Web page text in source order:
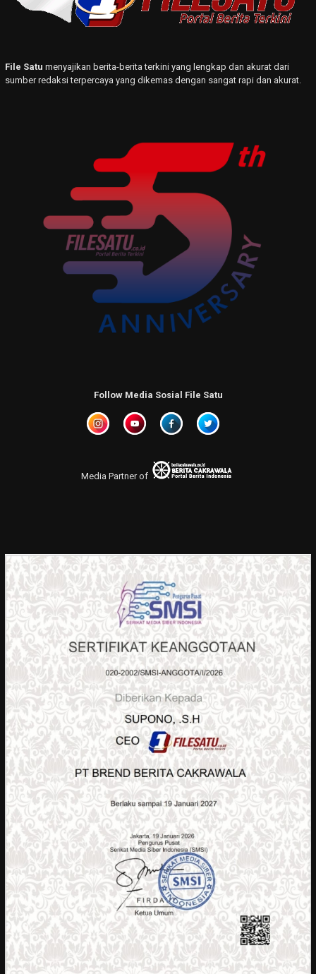
File Satu menyajikan berita-berita terkini yang lengkap dan akurat dari
sumber redaksi terpercaya yang dikemas dengan sangat rapi dan akurat.
Follow Media Sosial File Satu
Media Partner of